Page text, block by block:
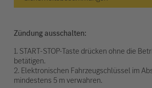
Zündung ausschalten:
1. START-STOP-Taste drücken ohne die
betätigen.
2. Elektronischen Fahrzeugschlüssel im
mindestens 5 m verwahren.